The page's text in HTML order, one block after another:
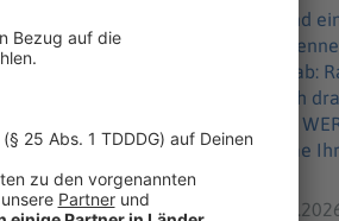
ein entscheidendes Detail. Und
starkes Stand-up. Die
Kollegen bekommen was ab:
Und Verona Pooth ist nah
linktr.ee/notaufnahme Ihr möchtet